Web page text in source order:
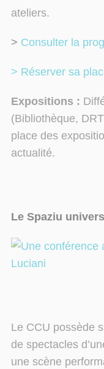
ateliers.
> Consulter la
> Réserver sa
Expositions :
(Bibliothèque,
place des
actualité.
Le Spaziu
Le CCU possède
de spectacles
une scène